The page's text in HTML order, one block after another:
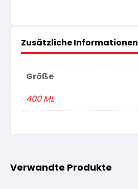
Zusätzliche Informationen
Größe
400 ML
Verwandte Produkte